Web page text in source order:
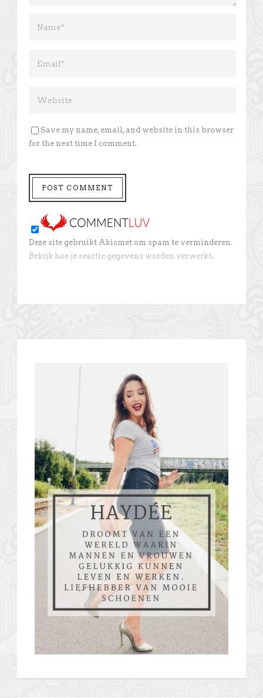
Save my name, email, and website in this browser
for the next time I comment.
Deze site gebruikt Akismet om spam te verminderen.
Bekijk hoe je reactie gegevens worden verwerkt.